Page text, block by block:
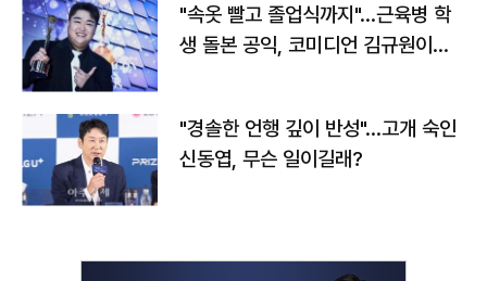
"속옷 빨고 졸업식까지"…근육병 학
생 돌본 공익, 코미디언 김규원이었
"경솔한 언행 깊이 반성"…고개 숙인
신동엽, 무슨 일이길래?